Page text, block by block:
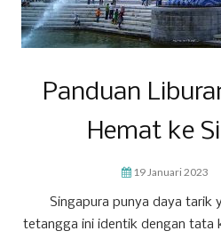
Panduan
Hemat ke
19 Januari 2023
Singapura punya daya tarik
tetangga ini identik dengan tata